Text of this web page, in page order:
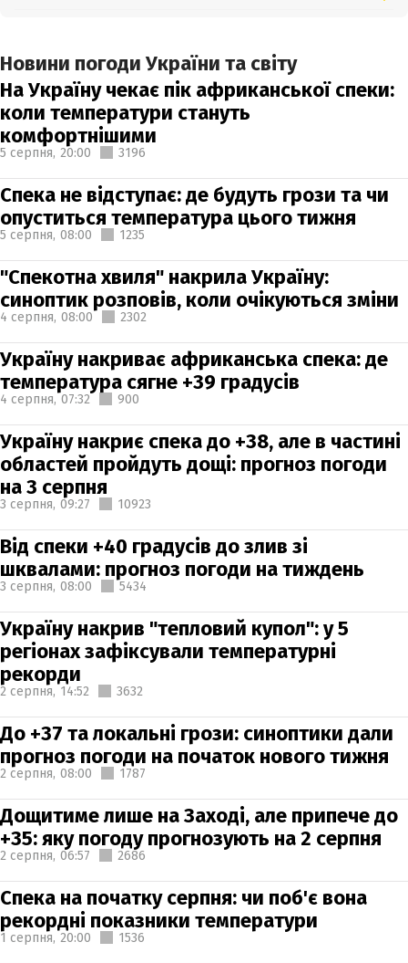
Новини погоди України та світу
На Україну чекає пік африканської спеки:
коли температури стануть
комфортнішими
5 серпня, 20:00 3196
Спека не відступає: де будуть грози та чи
опуститься температура цього тижня
5 серпня, 08:00 1235
"Спекотна хвиля" накрила Україну:
синоптик розповів, коли очікуються зміни
4 серпня, 08:00 2302
Україну накриває африканська спека: де
температура сягне +39 градусів
4 серпня, 07:32 900
Україну накриє спека до +38, але в частині
областей пройдуть дощі: прогноз погоди
на 3 серпня
3 серпня, 09:27 10923
Від спеки +40 градусів до злив зі
шквалами: прогноз погоди на тиждень
3 серпня, 08:00 5434
Україну накрив "тепловий купол": у 5
регіонах зафіксували температурні
рекорди
2 серпня, 14:52 3632
До +37 та локальні грози: синоптики дали
прогноз погоди на початок нового тижня
2 серпня, 08:00 1787
Дощитиме лише на Заході, але припече до
+35: яку погоду прогнозують на 2 серпня
2 серпня, 06:57 2686
Спека на початку серпня: чи поб'є вона
рекордні показники температури
1 серпня, 20:00 1536